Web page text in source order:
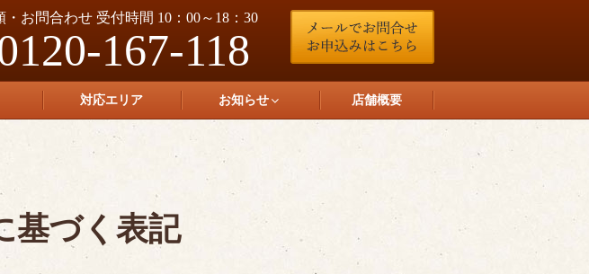
・お問合わせ 受付時間 10：00～18：30
167-118
対応エリア お知らせ 店舗概要
基づく表記